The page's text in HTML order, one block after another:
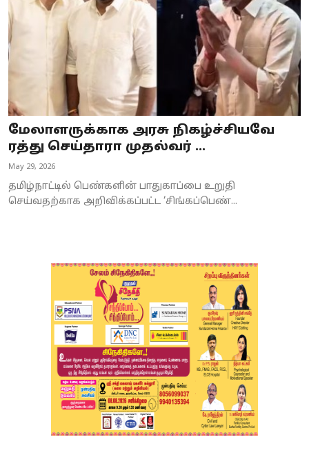
Crime
World
Astrology
Spirituality
Weather
மேலாளருக்காக அரசு நிகழ்ச்சியவே
ரத்து செய்தாரா முதல்வர் ...
May 29, 2026
தமிழ்நாட்டில் பெண்களின் பாதுகாப்பை உறுதி
செய்வதற்காக அறிவிக்கப்பட்ட ‘சிங்கப்பெண்...